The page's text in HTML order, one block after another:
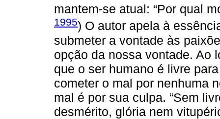
mantem-se atual: “Por qual
1995) O autor apela à
submeter a vontade às
opção da nossa vontade. Ao
que o ser humano é livre
cometer o mal por nenhuma
mal é por sua culpa. “Sem
desmérito, glória nem